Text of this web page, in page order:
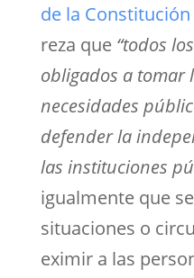
de la Constitución
reza que “todos
obligados a tomar
necesidades
defender la
las instituciones
igualmente que
situaciones o
eximir a las